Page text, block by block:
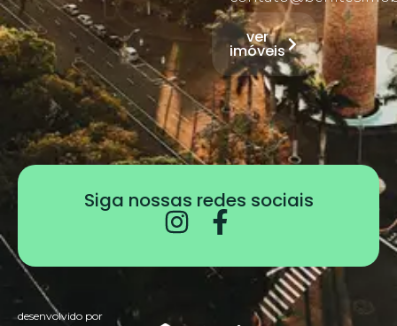
ver
imóveis
Siga nossas redes sociais
desenvolvido por